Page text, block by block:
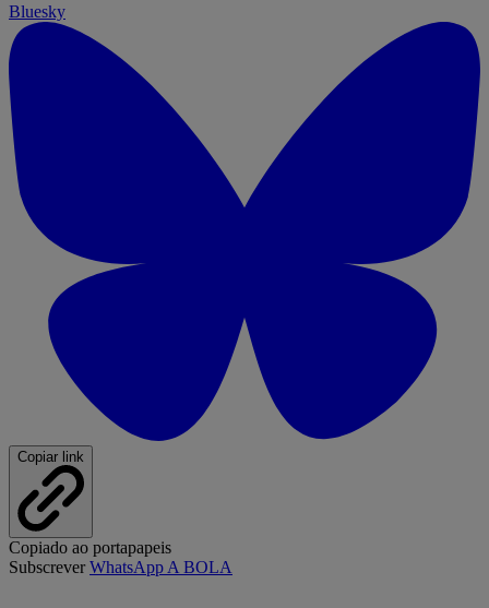
Bluesky
Copiar link
Copiado ao portapapeis
SubscreverWhatsApp A BOLA